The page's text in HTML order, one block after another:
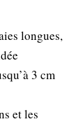
longues,
3 cm
et les